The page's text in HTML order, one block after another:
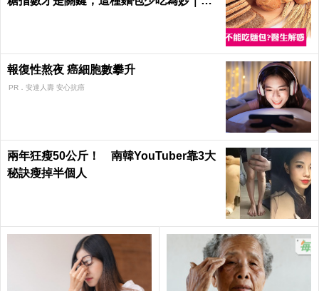
報復性熬夜 癌細胞數攀升
PR．安達人壽 安心抗癌
兩年狂瘦50公斤！ 南韓YouTuber靠3大
秘訣瘦掉半個人